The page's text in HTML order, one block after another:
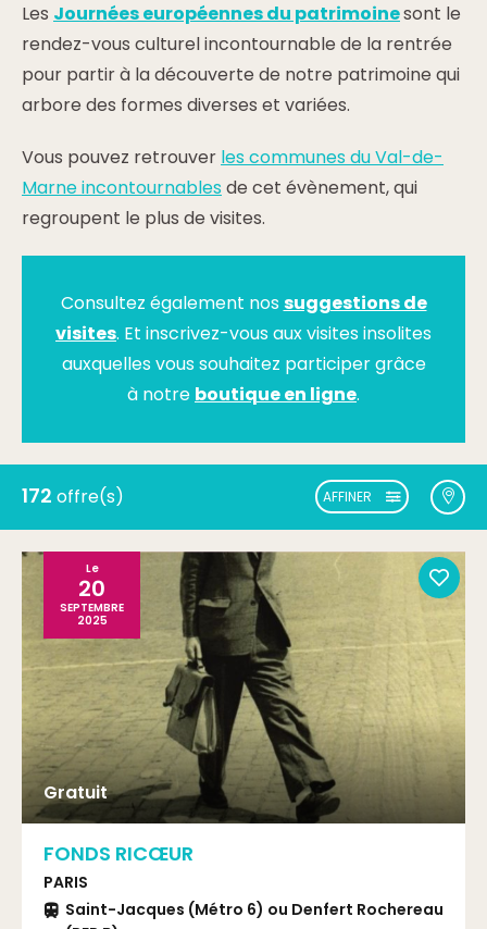
Les Journées européennes du patrimoinesont le
rendez-vous culturel incontournable de la rentrée
pour partir à la découverte de notre patrimoine qui
arbore des formes diverses et variées.
Vous pouvez retrouver les communes du Val-de-
Marne incontournablesde cet évènement, qui
regroupent le plus de visites.
Consultez également nossuggestions de
visites. Et inscrivez-vous aux visites insolites
auxquelles vous souhaitez participer grâce
à notre boutique en ligne.
172 offre(s) AFFINER
Gratuit
Le
20
SEPTEMBRE
2025
FONDS RICŒUR
PARIS
Saint-Jacques (Métro 6) ou Denfert Rochereau